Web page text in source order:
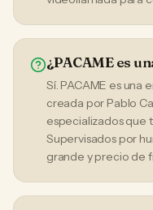
¿PACAME es
Sí. PACAME es una
creada por Pablo
especializados que
Supervisados por
grande y precio de